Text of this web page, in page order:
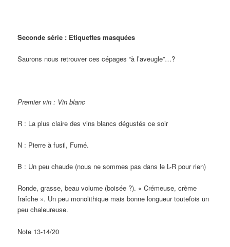
Seconde série : Etiquettes masquées
Saurons nous retrouver ces cépages “à l’aveugle”…?
Premier vin : Vin blanc
R : La plus claire des vins blancs dégustés ce soir
N : Pierre à fusil, Fumé.
B : Un peu chaude (nous ne sommes pas dans le L-R pour rien)
Ronde, grasse, beau volume (boisée ?). « Crémeuse, crème
fraîche ». Un peu monolithique mais bonne longueur toutefois un
peu chaleureuse.
Note 13-14/20